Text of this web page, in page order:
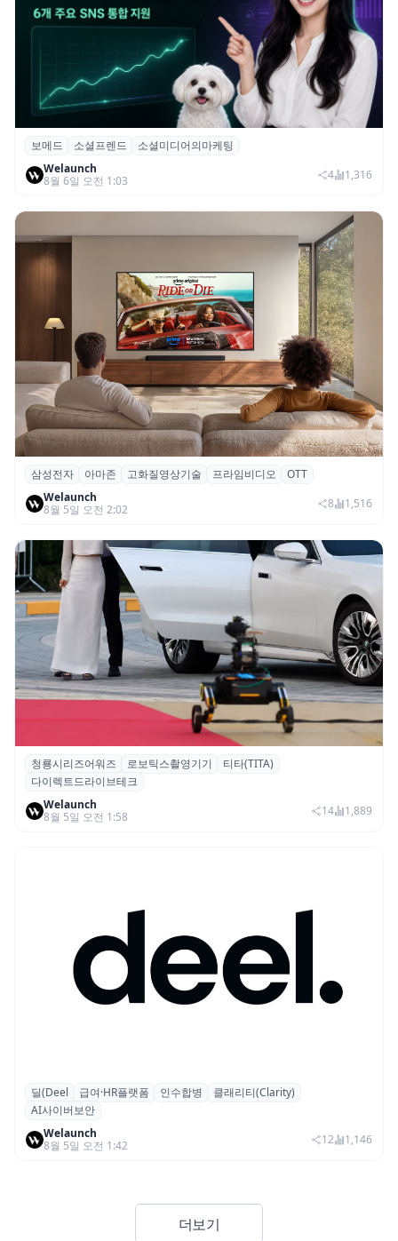
보메드 ‘소셜프렌드’, 유튜브·인스타 등 6개
SNS 마케팅 통합 지원
보메드 소셜프렌드
소셜미디어의마케팅
Welaunch
8월 6일 오전 1:03
4 1,316
삼성전자·아마존, 프라임 비디오에 ‘HDR10+
어드밴스드’ 적용
삼성전자 아마존 고화질영상기술 프라임비디오
OTT
Welaunch
8월 5일 오전 2:02
8 1,516
청룡시리즈어워즈 레드카펫에 등장한 바퀴
형 이족 보행 로봇 ‘티타(TITA)’
청룡시리즈어워즈 로보틱스촬영기기
티타(TITA)
다이렉트드라이브테크
Welaunch
8월 5일 오전 1:58
14 1,889
글로벌 HR 플랫폼 딜(Deel), ARR 15억 달러
돌파…AI 보안 역량 강화
딜(Deel 급여·HR플랫폼 인수합병
클래리티(Clarity)
AI사이버보안
Welaunch
8월 5일 오전 1:42
12 1,146
더보기